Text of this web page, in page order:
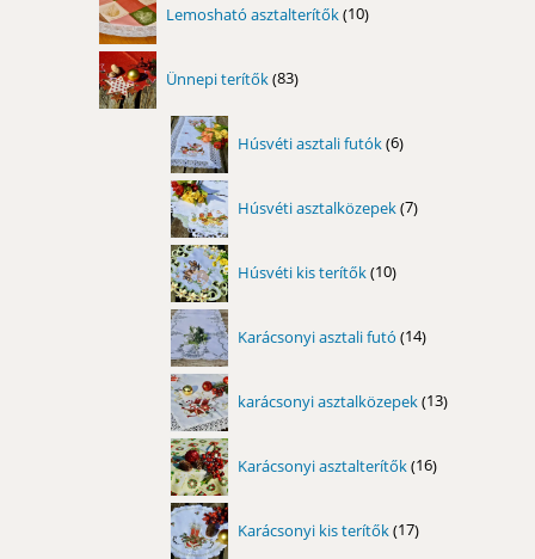
Lemosható asztalterítők 10
termék
Ünnepi terítők 83
termék
Húsvéti asztali futók 6
termék
Húsvéti asztalközepek 7
termék
Húsvéti kis terítők 10
termék
Karácsonyi asztali futó 14
termék
karácsonyi asztalközepek 13
termék
Karácsonyi asztalterítők 16
termék
Karácsonyi kis terítők 17
termék